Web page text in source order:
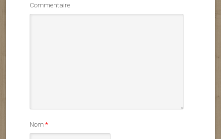
Commentaire
Nom *